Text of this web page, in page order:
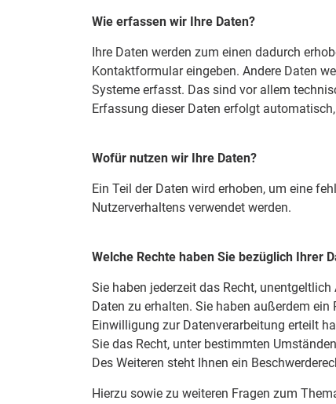
Wie erfassen wir Ihre Daten?
Ihre Daten werden zum einen dadurch
Kontaktformular eingeben. Andere Daten
Systeme erfasst. Das sind vor allem
Erfassung dieser Daten erfolgt
Wofür nutzen wir Ihre Daten?
Ein Teil der Daten wird erhoben, um eine
Nutzerverhaltens verwendet werden.
Welche Rechte haben Sie bezüglich Ihrer
Sie haben jederzeit das Recht,
Daten zu erhalten. Sie haben außerdem
Einwilligung zur Datenverarbeitung erteilt
Sie das Recht, unter bestimmten
Des Weiteren steht Ihnen ein
Hierzu sowie zu weiteren Fragen zum